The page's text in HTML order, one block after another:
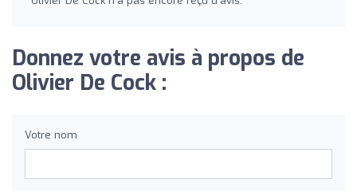
Donnez votre avis à propos de
Olivier De Cock :
Votre nom